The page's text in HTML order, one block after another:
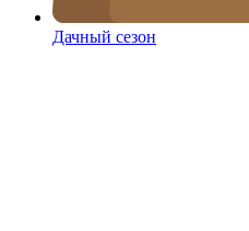
Дачный сезон